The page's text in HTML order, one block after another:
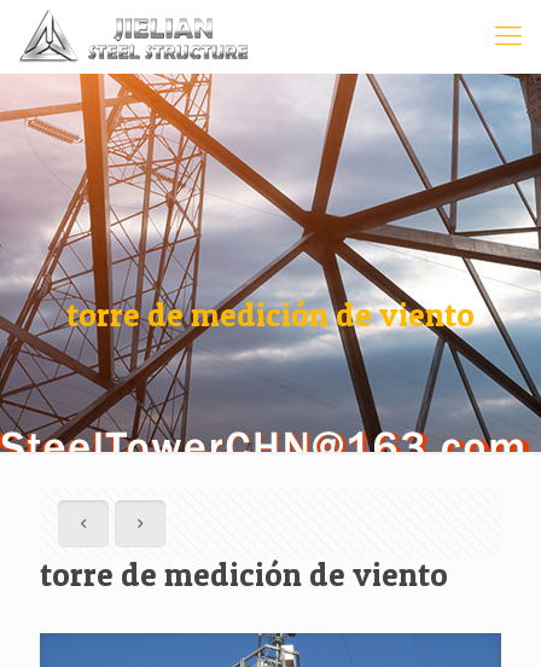
torre de medición de viento
torre de medición de viento